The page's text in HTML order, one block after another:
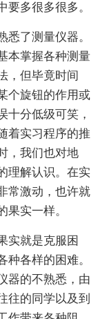
要多很多很多。
了测量仪器。
本掌握各种测量
，但毕竟时间
个旋钮的作用或
十分低级可笑，
着实习程序的推
，我们也对地
理解认识。在实
常激动，也许就
果实一样。
就是克服困
种各样的困难。
器的不熟悉，由
往的同学以及到